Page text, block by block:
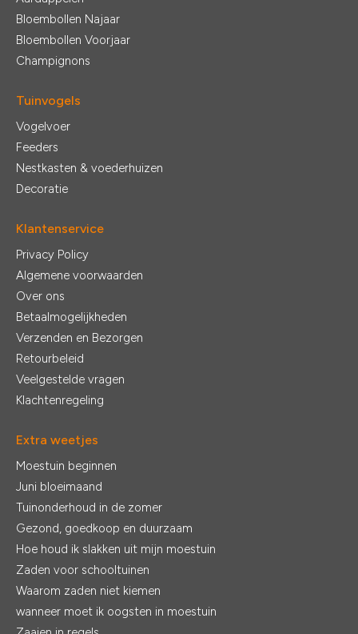
Bloembollen Najaar
Bloembollen Voorjaar
Champignons
Tuinvogels
Vogelvoer
Feeders
Nestkasten & voederhuizen
Decoratie
Klantenservice
Privacy Policy
Algemene voorwaarden
Over ons
Betaalmogelijkheden
Verzenden en Bezorgen
Retourbeleid
Veelgestelde vragen
Klachtenregeling
Extra weetjes
Moestuin beginnen
Juni bloeimaand
Tuinonderhoud in de zomer
Gezond, goedkoop en duurzaam
Hoe houd ik slakken uit mijn moestuin
Zaden voor schooltuinen
Waarom zaden niet kiemen
wanneer moet ik oogsten in moestuin